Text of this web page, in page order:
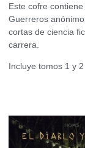
Este cofre
Guerreros
cortas de ciencia
carrera.
Incluye tomos 1 y